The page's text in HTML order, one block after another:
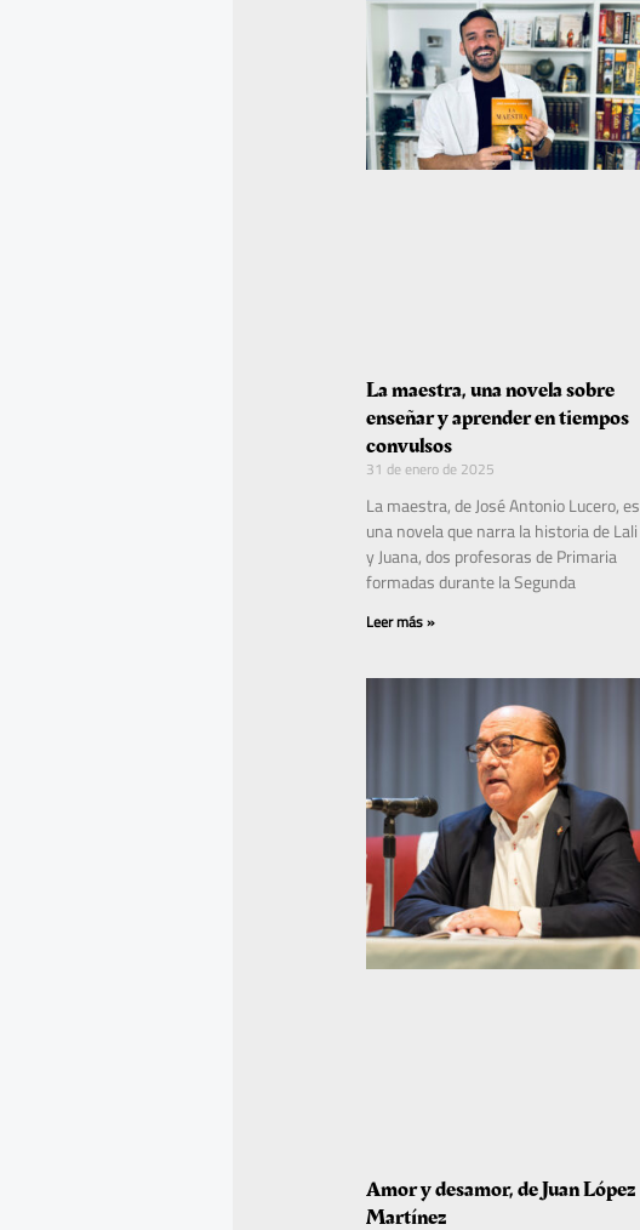
La maestra, una novela sobre
enseñar y aprender en tiempos
convulsos
31 de enero de 2025
La maestra, de José Antonio Lucero, es
una novela que narra la historia de Lali
y Juana, dos profesoras de Primaria
formadas durante la Segunda
Leer más »
Amor y desamor, de Juan López
Martínez